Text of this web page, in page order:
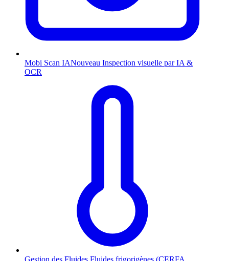
Mobi Scan IANouveau Inspection visuelle par IA &
OCR
Gestion des Fluides Fluides frigorigènes (CERFA